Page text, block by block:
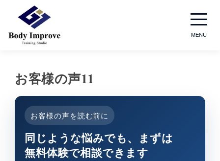
MENU
お客様の​声11
お客様の声を読む前に
同じような​悩みでも、​まずは​
無料体験で​相談できます